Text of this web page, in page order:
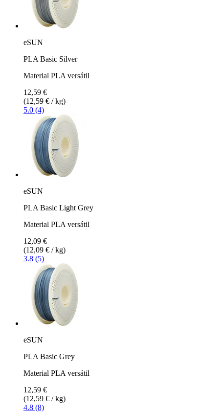
eSUN
PLA Basic Silver
Material PLA versátil
12,59 €
(12,59 € / kg)
5.0 (4)
eSUN
PLA Basic Light Grey
Material PLA versátil
12,09 €
(12,09 € / kg)
3.8 (5)
eSUN
PLA Basic Grey
Material PLA versátil
12,59 €
(12,59 € / kg)
4.8 (8)